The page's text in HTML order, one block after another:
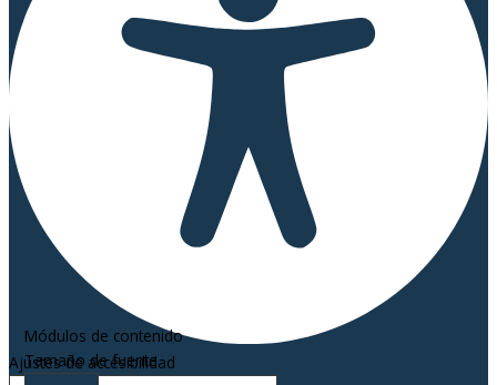
Ajustes de accesibilidad
Módulos de contenido
Tamaño de fuente